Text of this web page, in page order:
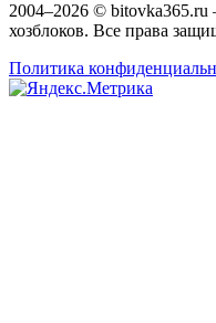
2004–2026 ©
хозблоков. Все права
Политика